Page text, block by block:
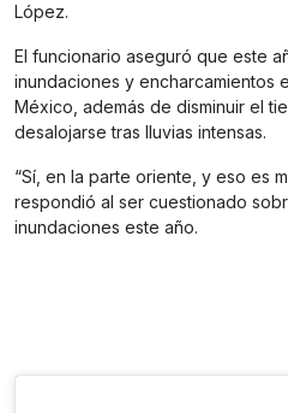
López.
El funcionario aseguró que este
inundaciones y encharcamientos
México, además de disminuir el
desalojarse tras lluvias intensas.
“Sí, en la parte oriente, y eso es
respondió al ser cuestionado
inundaciones este año.